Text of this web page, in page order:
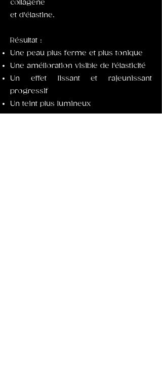
collagène
et d'élastine.
Résultat :
Une peau plus ferme et plus tonique
Une amélioration visible de l'élasticité
Un effet lissant et rajeunissant
progressif
Un teint plus lumineux